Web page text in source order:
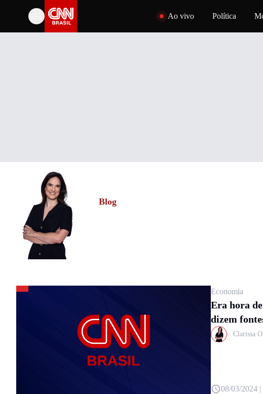
Pular para o conteúdo
Ao vivo Política
Blog
Economia
Era hora
dizem
Clarissa
08/03/2024 |